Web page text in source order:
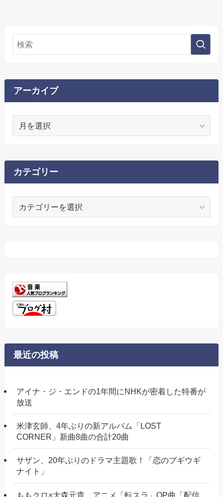
アーカイブ
ブ
カテゴリー
最近の投稿
アイナ・ジ・エンドの1年間にNHKが密着した特番が
放送
米津玄師、4年ぶりの新アルバム「LOST
CORNER」新曲8曲の合計20曲
サザン、20年ぶりのドラマ主題歌！「恋のブギウギ
ナイト」
ももクロ×大森元貴、アニメ「転スラ」OP曲「配信